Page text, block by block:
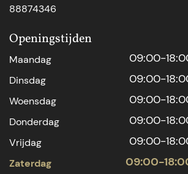
88874346
Openingstijden
Maandag 09:00-
Dinsdag 09:00-
Woensdag 09:00-
Donderdag 09:00-
Vrijdag 09:00-
Zaterdag 09:00-